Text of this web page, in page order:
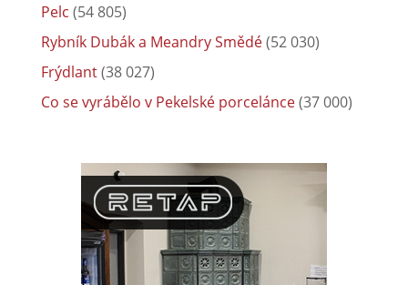
Pelc (54 805)
Rybník Dubák a Meandry Smědé(52 030)
Frýdlant(38 027)
Co se vyrábělo v Pekelské porcelánce(37 000)